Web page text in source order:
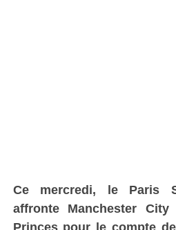
Ce mercredi, le Paris
affronte Manchester City
Princes pour le compte